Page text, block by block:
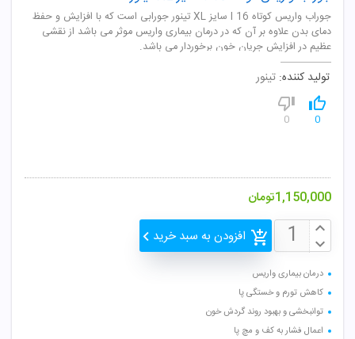
جوراب واریس کوتاه I 16 سایز XL تینور جورابی است که با افزایش و حفظ
دمای بدن علاوه بر آن که در درمان بیماری واریس موثر می باشد از نقشی
عظیم در افزایش جریان خون برخوردار می باشد.
تولید کننده: تینور
0
0
1,150,000تومان
افزودن به سبد خرید
درمان بیماری واریس
کاهش تورم و خستگی پا
توانبخشی و بهبود روند گردش خون
اعمال فشار به کف و مچ پا